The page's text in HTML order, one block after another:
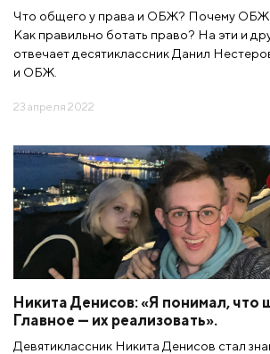
Что общего у права и ОБЖ? Почему ОБЖ
Как правильно ботать право? На эти и
отвечает десятиклассник Данил
и ОБЖ.
23 апреля 2022
Никита Денисов: «Я понимал, что
Главное — их реализовать».
Девятиклассник Никита Денисов стал